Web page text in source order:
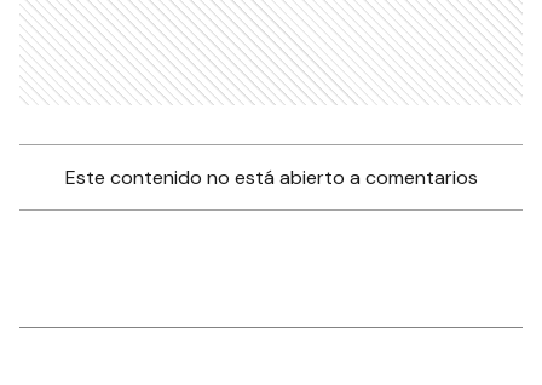
Este contenido no está abierto a comentarios